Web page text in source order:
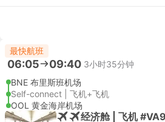
最快航班
06:05 09:40 3小时35分钟
BNE 布里斯班机场
Self-connect | 飞机+飞机
OOL 黄金海岸机场
经济舱 | 飞机